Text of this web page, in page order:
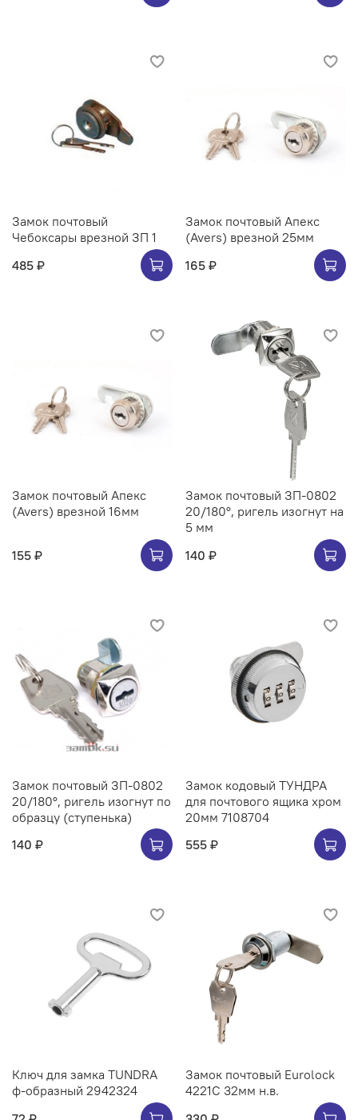
Замок почтовый
Чебоксары врезной ЗП 1
485 ₽
Замок почтовый Апекс
(Avers) врезной 25мм
165 ₽
Замок почтовый Апекс
(Avers) врезной 16мм
155 ₽
Замок почтовый ЗП-0802
20/180°, ригель изогнут на
5 мм
140 ₽
Замок почтовый ЗП-0802
20/180°, ригель изогнут по
образцу (ступенька)
140 ₽
Замок кодовый ТУНДРА
для почтового ящика хром
20мм 7108704
555 ₽
Ключ для замка TUNDRA
ф-образный 2942324
Замок почтовый Eurolock
4221C 32мм н.в.